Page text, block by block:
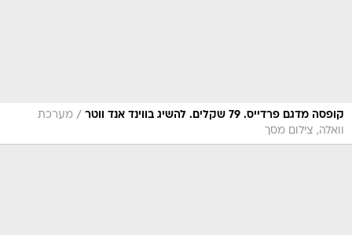
קופסה מדגם פרדייס. 79 שקלים. להשיג בווינד אנד ווטר / מערכת
וואלה, צילום מסך